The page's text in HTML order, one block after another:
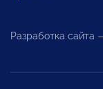
Разработка сайта